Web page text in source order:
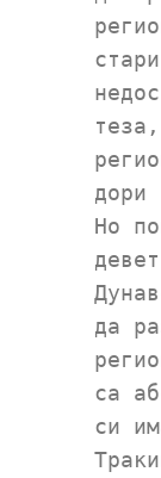
дори
Но
да
са
си